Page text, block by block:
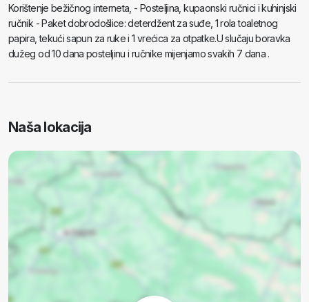
Korištenje bežičnog interneta, - Posteljina, kupaonski ručnici i kuhinjski
ručnik - Paket dobrodošlice: deterdžent za suđe, 1 rola toaletnog
papira, tekući sapun za ruke i 1 vrećica za otpatke.U slučaju boravka
dužeg od 10 dana posteljinu i ručnike mijenjamo svakih 7 dana .
Naša lokacija